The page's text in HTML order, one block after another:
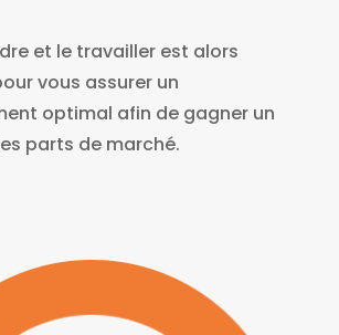
et le travailler est alors
vous assurer un
optimal afin de gagner un
parts de marché.